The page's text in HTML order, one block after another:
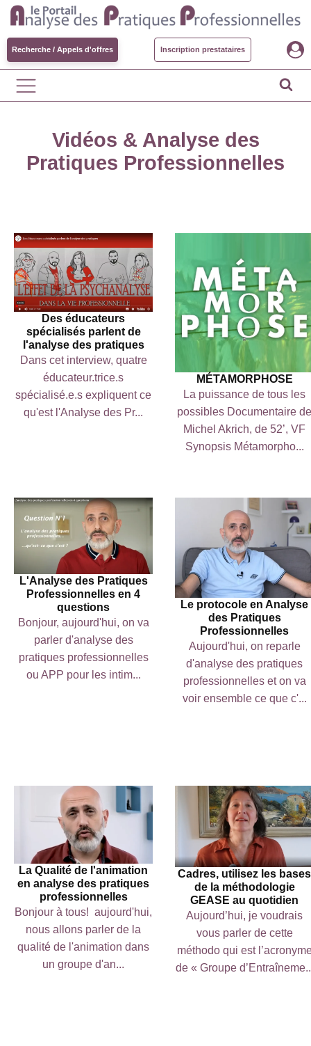
Recherche / Appels d'offres Inscription prestataires
Vidéos & Analyse des
Pratiques Professionnelles
Des éducateurs
spécialisés parlent de
l'analyse des pratiques
Dans cet interview, quatre
éducateur.trice.s
spécialisé.e.s expliquent ce
qu'est l'Analyse des Pr...
MÉTAMORPHOSE
La puissance de tous les
possibles Documentaire de
Michel Akrich, de 52’, VF
Synopsis Métamorpho...
L'Analyse des Pratiques
Professionnelles en 4
questions
Bonjour, aujourd'hui, on va
parler d'analyse des
pratiques professionnelles
ou APP pour les intim...
Le protocole en Analyse
des Pratiques
Professionnelles
Aujourd'hui, on reparle
d'analyse des pratiques
professionnelles et on va
voir ensemble ce que c'...
La Qualité de l'animation
en analyse des pratiques
professionnelles
Bonjour à tous! aujourd'hui,
nous allons parler de la
qualité de l'animation dans
un groupe d'an...
Cadres, utilisez les bases
de la méthodologie
GEASE au quotidien
Aujourd’hui, je voudrais
vous parler de cette
méthodo qui est
de « Groupe